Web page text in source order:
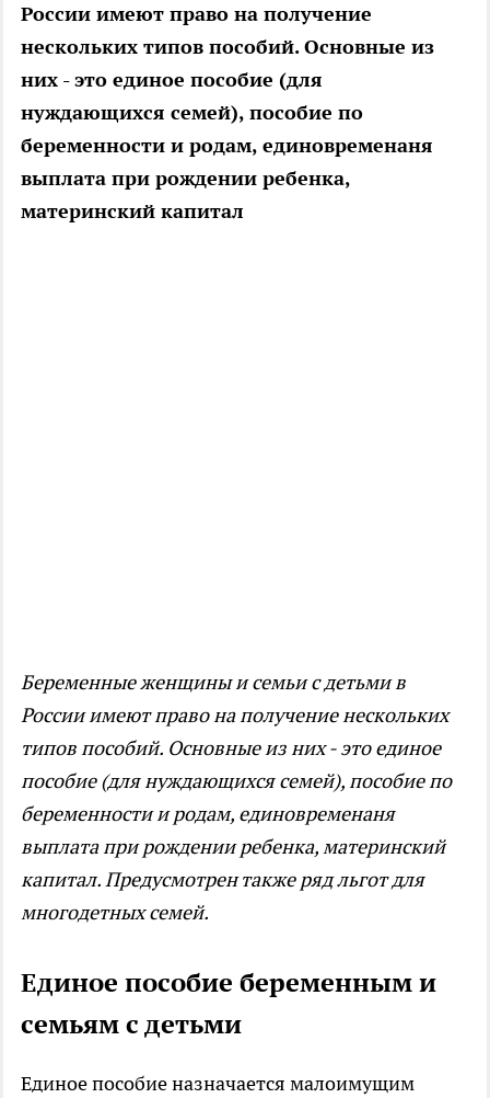
России имеют право на получение
нескольких типов пособий. Основные из
них - это единое пособие (для
нуждающихся семей), пособие по
беременности и родам, единовременаня
выплата при рождении ребенка,
материнский капитал
Беременные женщины и семьи с детьми в
России имеют право на получение нескольких
типов пособий. Основные из них - это единое
пособие (для нуждающихся семей), пособие по
беременности и родам, единовременаня
выплата при рождении ребенка, материнский
капитал. Предусмотрен также ряд льгот для
многодетных семей.
Единое пособие беременным и
семьям с детьми
Единое пособие назначается малоимущим